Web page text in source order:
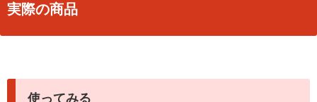
実際の商品
使ってみる